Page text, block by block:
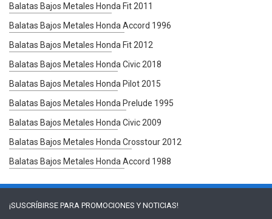
Balatas Bajos Metales Honda Fit 2011
Balatas Bajos Metales Honda Accord 1996
Balatas Bajos Metales Honda Fit 2012
Balatas Bajos Metales Honda Civic 2018
Balatas Bajos Metales Honda Pilot 2015
Balatas Bajos Metales Honda Prelude 1995
Balatas Bajos Metales Honda Civic 2009
Balatas Bajos Metales Honda Crosstour 2012
Balatas Bajos Metales Honda Accord 1988
¡SUSCRÍBIRSE PARA PROMOCIONES Y NOTICIAS!